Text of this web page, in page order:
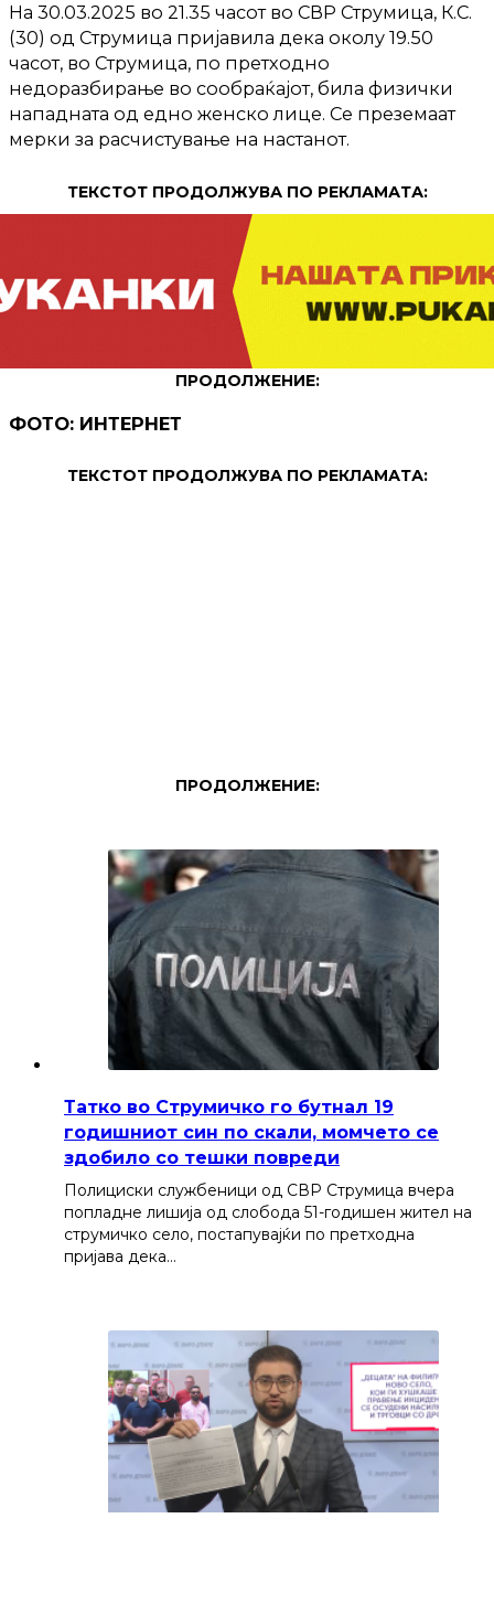
На 30.03.2025 во 21.35 часот во СВР Струмица, К.С.
(30) од Струмица пријавила дека околу 19.50
часот, во Струмица, по претходно
недоразбирање во сообраќајот, била физички
нападната од едно женско лице. Се преземаат
мерки за расчистување на настанот.
ТЕКСТОТ ПРОДОЛЖУВА ПО РЕКЛАМАТА:
ПРОДОЛЖЕНИЕ:
ФОТО: ИНТЕРНЕТ
ТЕКСТОТ ПРОДОЛЖУВА ПО РЕКЛАМАТА:
ПРОДОЛЖЕНИЕ:
Татко во Струмичко го бутнал 19
годишниот син по скали, момчето се
здобило со тешки повреди
Полициски службеници од СВР Струмица вчера
попладне лишија од слобода 51-годишен жител на
струмичко село, постапувајќи по претходна
пријава дека…